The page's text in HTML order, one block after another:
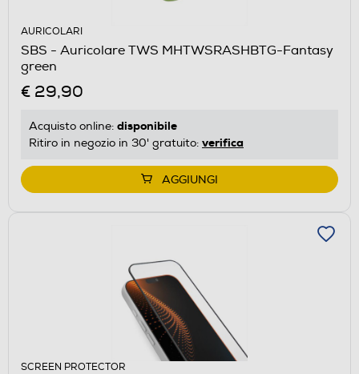
AURICOLARI
SBS - Auricolare TWS MHTWSRASHBTG-Fantasy
green
€ 29,90
Acquisto online: disponibile
Ritiro in negozio in 30' gratuito: verifica
AGGIUNGI
SCREEN PROTECTOR